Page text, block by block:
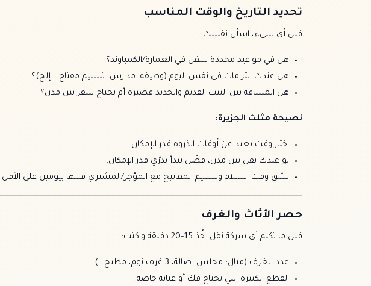
تحديد التاريخ والوقت المناسب
قبل أي شيء، اسأل نفسك:
هل في مواعيد محددة للنقل في العمارة/الكمباوند؟
هل عندك التزامات في نفس اليوم (وظيفة، مدارس، تسليم مفتاح… إلخ)؟
هل المسافة بين البيت القديم والجديد قصيرة أم تحتاج سفر بين مدن؟
نصيحة مثلث الجزيرة:
اختار وقت بعيد عن أوقات الذروة قدر الإمكان.
لو عندك نقل بين مدن، فضّل تبدأ بدرّي قدر الإمكان.
نسّق وقت استلام وتسليم المفاتيح مع المؤجر/المشتري قبلها بيومين على الأقل.
حصر الأثاث والغرف
قبل ما تكلم أي شركة نقل، خُذ 15–20 دقيقة واكتب:
عدد الغرف (مثال: مجلس، صالة، 3 غرف نوم، مطبخ…)
القطع الكبيرة اللي تحتاج فك أو عناية خاصة: